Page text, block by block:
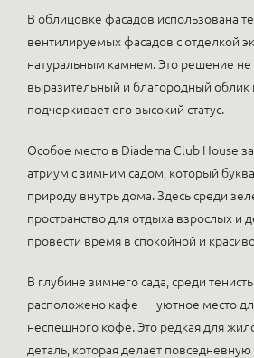
В облицовке фасадов использована
вентилируемых фасадов с отделкой
натуральным камнем. Это решение
выразительный и благородный облик
подчеркивает его высокий статус.
Особое место в Diadema Club House
атриум с зимним садом, который
природу внутрь дома. Здесь среди
пространство для отдыха взрослых и
провести время в спокойной и
В глубине зимнего сада, среди
расположено кафе — уютное место
неспешного кофе. Это редкая для
деталь, которая делает